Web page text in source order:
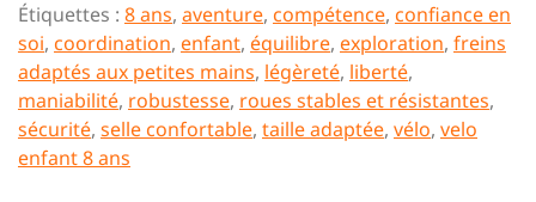
Étiquettes : 8 ans, aventure, compétence, confiance en
soi, coordination, enfant, équilibre, exploration, freins
adaptés aux petites mains, légèreté, liberté,
maniabilité, robustesse, roues stables et résistantes,
sécurité, selle confortable, taille adaptée, vélo, velo
enfant 8 ans